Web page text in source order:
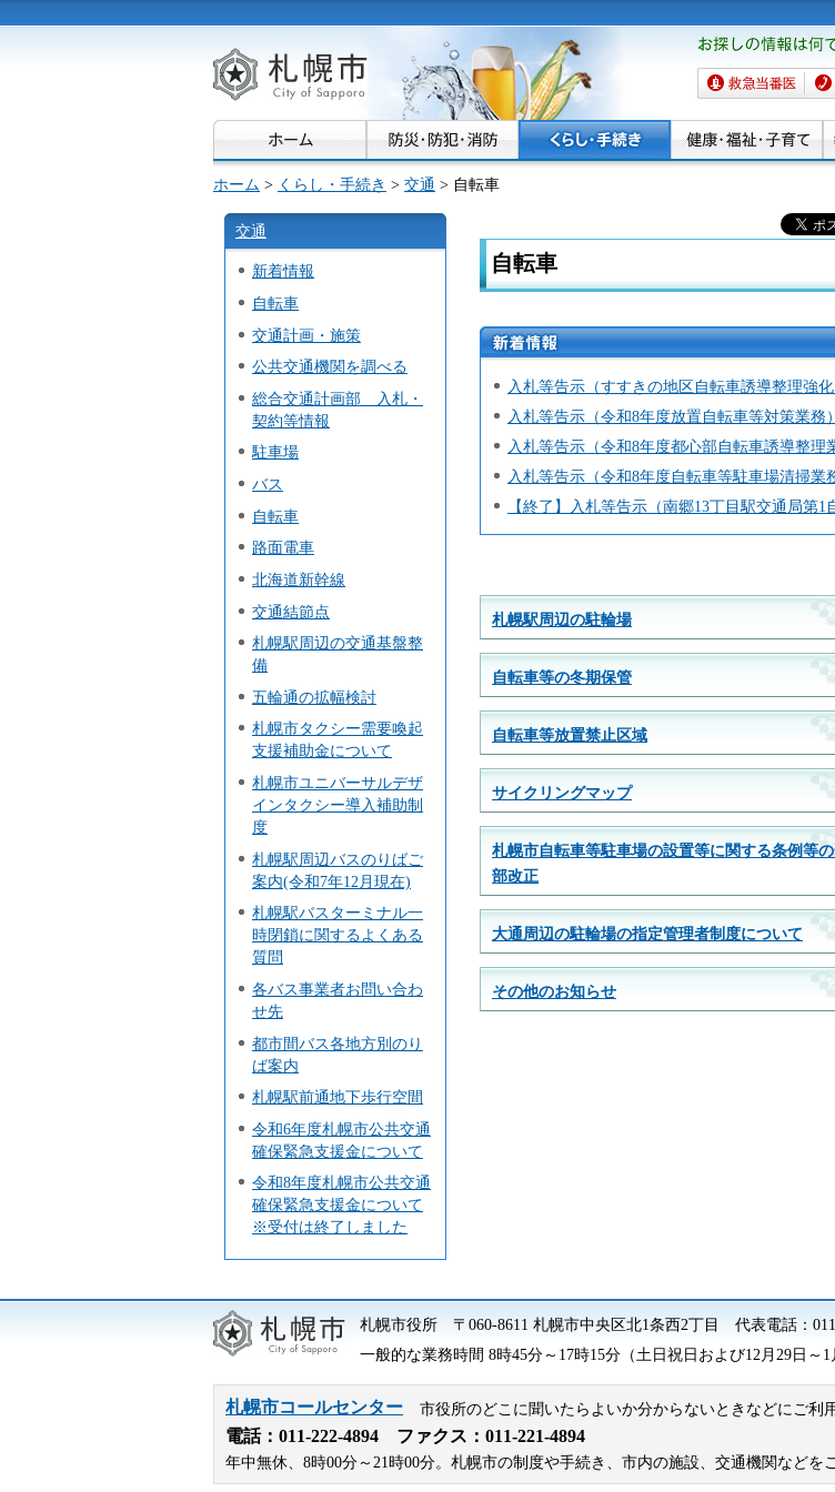
札幌市
お探しの情報は何
か。
救急当番医 緊
ホーム > くらし・手続き > 交通 > 自転車
交通
新着情報
自転車
交通計画・施策
公共交通機関を調べる
総合交通計画部 入札・
契約等情報
駐車場
バス
自転車
路面電車
北海道新幹線
交通結節点
札幌駅周辺の交通基盤整
備
五輪通の拡幅検討
札幌市タクシー需要喚起
支援補助金について
札幌市ユニバーサルデザ
インタクシー導入補助制
度
札幌駅周辺バスのりばご
案内(令和7年12月現在)
札幌駅バスターミナル一
時閉鎖に関するよくある
質問
各バス事業者お問い合わ
せ先
都市間バス各地方別のり
ば案内
札幌駅前通地下歩行空間
令和6年度札幌市公共交通
確保緊急支援金について
令和8年度札幌市公共交通
確保緊急支援金について
※受付は終了しました
自転車
新着情
報 入札等告示（すすきの地区自転車誘導整理強化
入札等告示（令和8年度放置自転車等対策業務
入札等告示（令和8年度都心部自転車誘導整理
入札等告示（令和8年度自転車等駐車場清掃業
【終了】入札等告示（南郷13丁目駅交通局第
札幌駅周辺の駐輪場
自転車等の冬期保管
自転車等放置禁止区域
サイクリングマップ
札幌市自転車等駐車場の設置等に関する条例等
部改正
大通周辺の駐輪場の指定管理者制度について
その他のお知らせ
札幌市役所 〒060-8611 札幌市中央区北1条西2丁目 代表電話：
一般的な業務時間 8時45分～17時15分（土日祝日および12月29日
札幌市コールセンター 市役所のどこに聞いたらよいか分からないときなどにご利
電話： 011-222-4894 ファクス：011-221-4894
年中無休、8時00分～21時00分。札幌市の制度や手続き、市内の施設、交通機関などを